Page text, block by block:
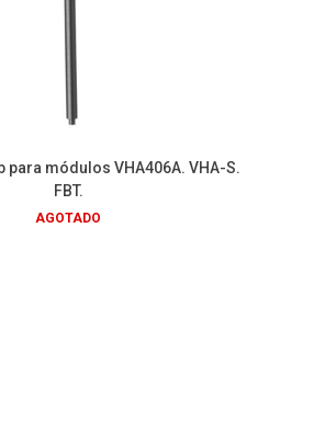
para módulos VHA406A. VHA-S.
FBT.
AGOTADO